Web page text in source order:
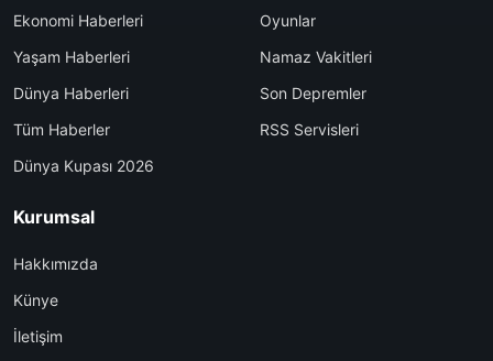
Ekonomi Haberleri
Yaşam Haberleri
Dünya Haberleri
Tüm Haberler
Dünya Kupası 2026
Oyunlar
Namaz Vakitleri
Son Depremler
RSS Servisleri
Kurumsal
Hakkımızda
Künye
İletişim